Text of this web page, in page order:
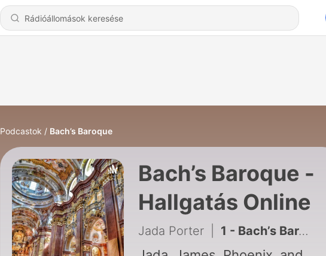
Podcastok Bach’s Baroque
Bach’s Baroque -
Hallgatás Online
Jada Porter 1 - Bach’s Baroque